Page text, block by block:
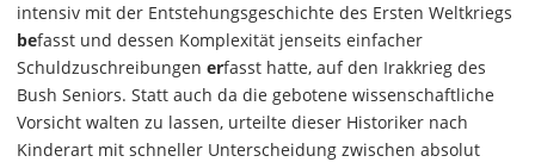
intensiv mit der Entstehungsgeschichte des Ersten Weltkriegs
befasst und dessen Komplexität jenseits einfacher
Schuldzuschreibungen erfasst hatte, auf den Irakkrieg des
Bush Seniors. Statt auch da die gebotene wissenschaftliche
Vorsicht walten zu lassen, urteilte dieser Historiker nach
Kinderart mit schneller Unterscheidung zwischen absolut